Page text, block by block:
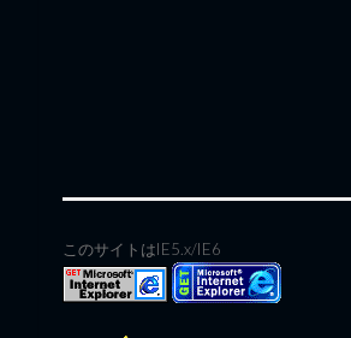
このサイトはIE5.x/IE6